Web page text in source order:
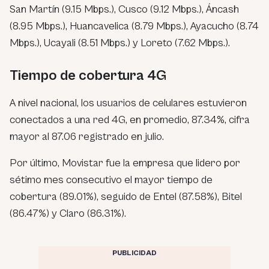
San Martín (9.15 Mbps.), Cusco (9.12 Mbps.), Áncash
(8.95 Mbps.), Huancavelica (8.79 Mbps.), Ayacucho (8.74
Mbps.), Ucayali (8.51 Mbps.) y Loreto (7.62 Mbps.).
Tiempo de cobertura 4G
A nivel nacional, los usuarios de celulares estuvieron
conectados a una red 4G, en promedio, 87.34%, cifra
mayor al 87.06 registrado en julio.
Por último, Movistar fue la empresa que lidero por
sétimo mes consecutivo el mayor tiempo de
cobertura (89.01%), seguido de Entel (87.58%), Bitel
(86.47%) y Claro (86.31%).
PUBLICIDAD